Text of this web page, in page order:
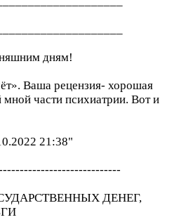
дням!
Ваша рецензия- хорошая
мной части психиатрии. Вот и
21:38"
ДЕНЕГ,